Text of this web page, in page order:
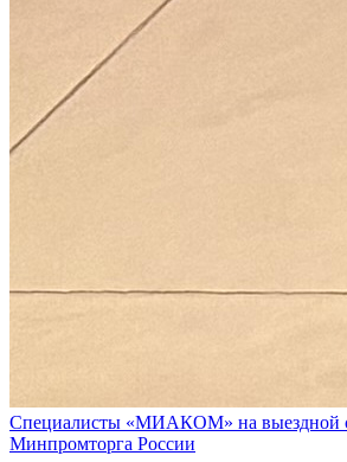
Специалисты «МИАКОМ» на выездной
Минпромторга России